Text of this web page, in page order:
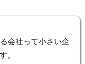
会社って小さい企
。